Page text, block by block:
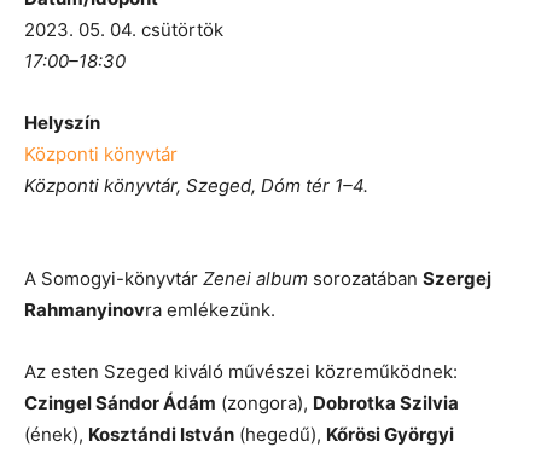
2023. 05. 04. csütörtök
17:00–18:30
Helyszín
Központi könyvtár
Központi könyvtár, Szeged, Dóm tér 1–4.
A Somogyi-könyvtár Zenei album sorozatában Szergej
Rahmanyinovra emlékezünk.
Az esten Szeged kiváló művészei közreműködnek:
Czingel Sándor Ádám (zongora), Dobrotka Szilvia
(ének), Kosztándi István (hegedű), Kőrösi Györgyi